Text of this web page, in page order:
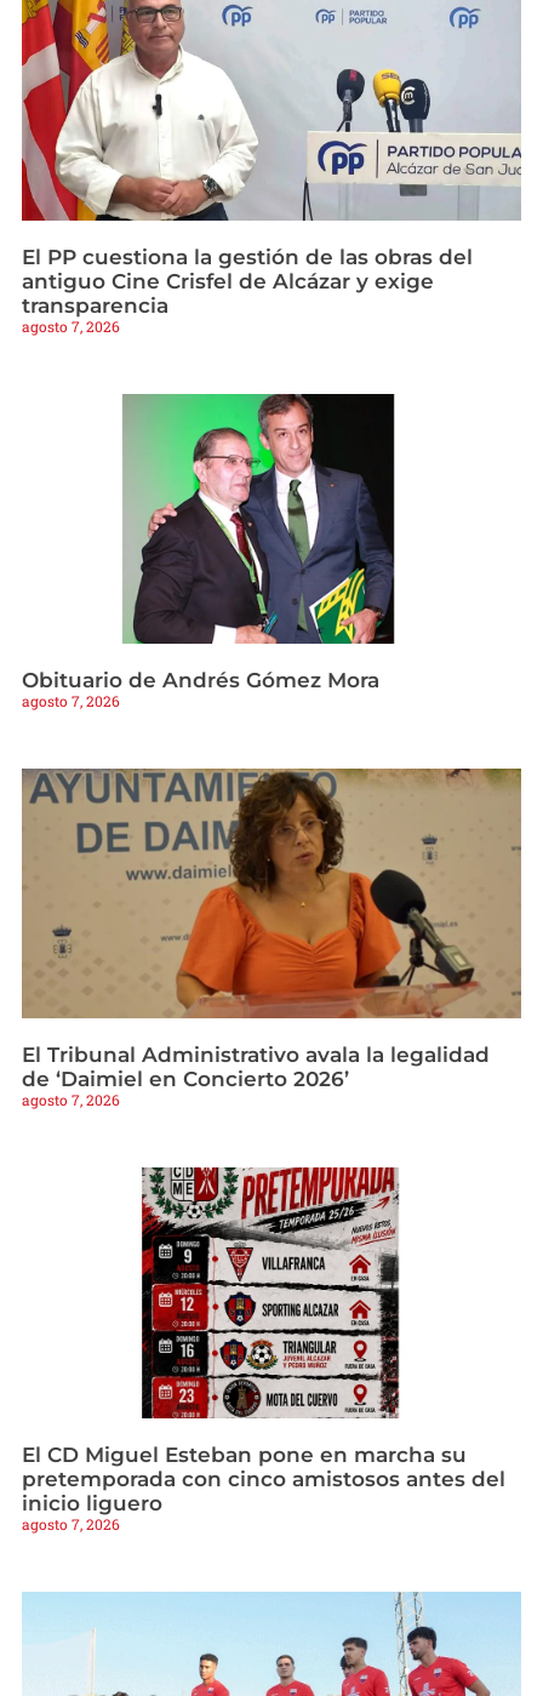
El PP cuestiona la gestión de las obras del
antiguo Cine Crisfel de Alcázar y exige
transparencia
agosto 7, 2026
Obituario de Andrés Gómez Mora
agosto 7, 2026
El Tribunal Administrativo avala la legalidad
de ‘Daimiel en Concierto 2026’
agosto 7, 2026
El CD Miguel Esteban pone en marcha su
pretemporada con cinco amistosos antes del
inicio liguero
agosto 7, 2026